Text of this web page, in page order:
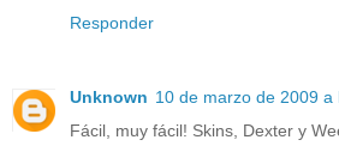
Responder
Unknown 10 de marzo de 2009 a
Fácil, muy fácil! Skins, Dexter y